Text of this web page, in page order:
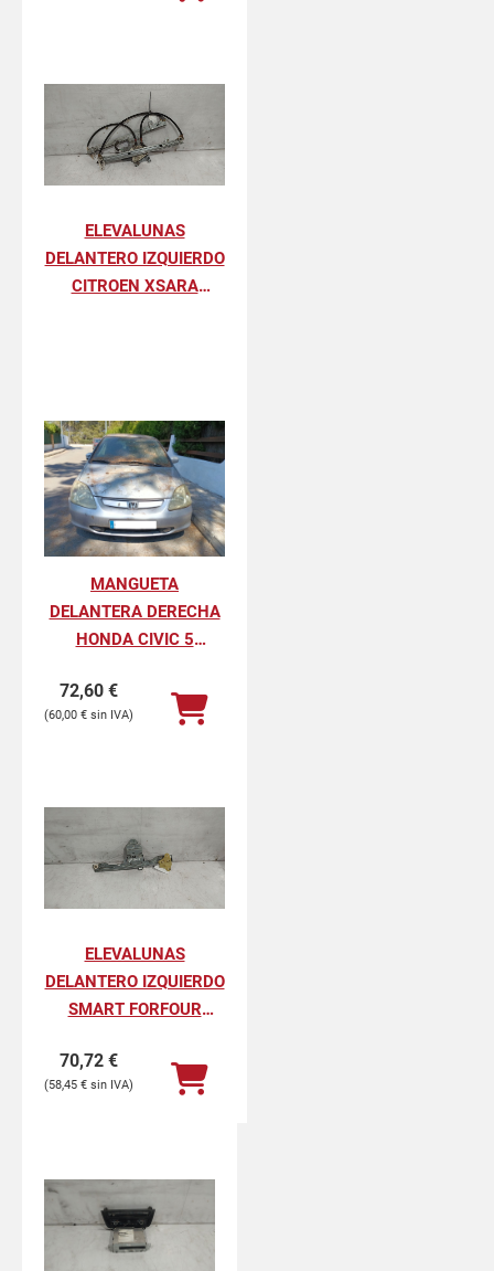
ELEVALUNAS
DELANTERO IZQUIERDO
CITROEN XSARA
MANGUETA
DELANTERA DERECHA
HONDA CIVIC 5
72,60 €
60,00 €
ELEVALUNAS
DELANTERO IZQUIERDO
SMART FORFOUR
(453.091)
70,72 €
58,45 €